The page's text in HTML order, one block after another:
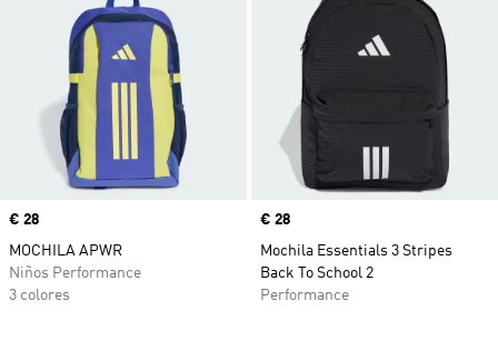
Precio
€ 28
MOCHILA APWR
Niños Performance
3 colores
Precio
€ 28
Mochila Essentials 3 Stripes
Back To School 2
Performance